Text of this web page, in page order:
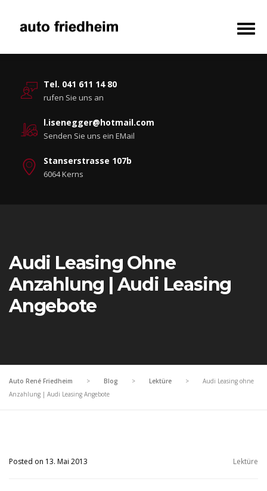
Tel. 041 611 14 80
rufen Sie uns an
l.isenegger@hotmail.com
Senden Sie uns ein EMail
Stanserstrasse 107b
6064 Kerns
Audi Leasing Ohne
Anzahlung | Audi Leasing
Angebote
Auto René Friedheim > Blog > Lektüre >
Audi Leasing ohne
Anzahlung | Audi Leasing Angebote
Posted on 13. Mai 2013 Lektüre